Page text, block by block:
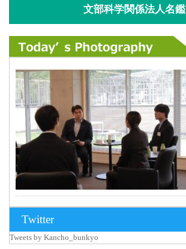
文部科学関係法人名鑑
Twitter
Tweets by Kancho_bunkyo